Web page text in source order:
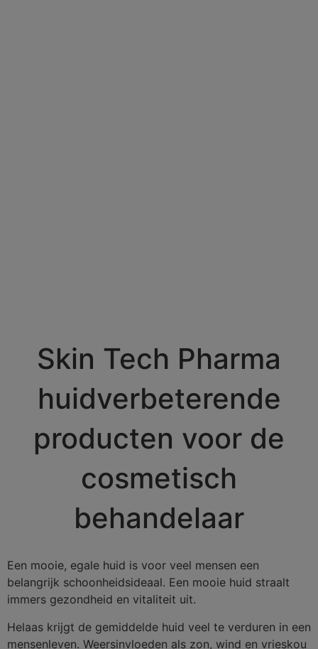
Skin Tech Pharma
huidverbeterende
producten voor de
cosmetisch
behandelaar
Een mooie, egale huid is voor veel mensen een
belangrijk schoonheidsideaal. Een mooie huid straalt
immers gezondheid en vitaliteit uit.
Helaas krijgt de gemiddelde huid veel te verduren in een
mensenleven. Weersinvloeden als zon, wind en vrieskou